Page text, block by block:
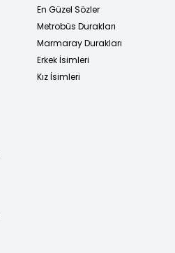
En Güzel Sözler
Metrobüs Durakları
Marmaray Durakları
Erkek İsimleri
Kız İsimleri